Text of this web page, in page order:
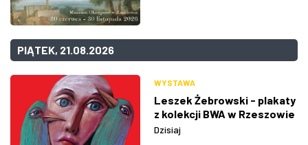
PIĄTEK, 21.08.2026
WYSTAWA
Leszek Żebrowski - plakaty
z kolekcji BWA w Rzeszowie
Dzisiaj